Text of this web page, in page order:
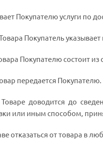
Покупателю услуги по
Покупатель
Покупателю состоит
передается Покупателю.
доводится до
или иным способом,
отказаться от товара в